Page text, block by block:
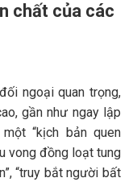
chất của các
ngoại quan trọng,
gần như ngay lập
“kịch bản quen
vong đồng loạt tung
“truy bắt người bất